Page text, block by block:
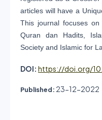
articles will have a
This journal focuses
Quran dan Hadits,
Society and Islamic for
DOI: https://doi.org/
Published: 23-12-2022